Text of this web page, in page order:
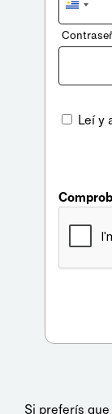
+598
Leí y
Si preferís